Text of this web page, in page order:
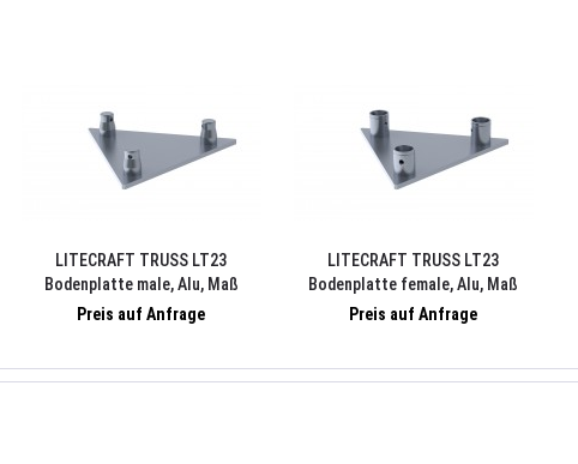
LITECRAFT TRUSS LT23
Bodenplatte male, Alu, Maß
275x5mm, inkl.3xTrusspin, 3xRClip,
Preis auf Anfrage
LITECRAFT TRUSS LT23
Bodenplatte female, Alu, Maß
275x5mm, inkl.3xTrusspin, 3xRClip,
Preis auf Anfrage